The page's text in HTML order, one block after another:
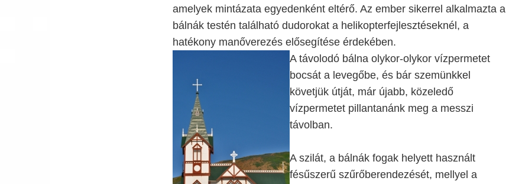
amelyek mintázata egyedenként eltérő. Az ember sikerrel alkalmazta a
bálnák testén található dudorokat a helikopterfejlesztéseknél, a
hatékony manőverezés elősegítése érdekében.
A távolodó bálna olykor-olykor vízpermetet
bocsát a levegőbe, és bár szemünkkel
követjük útját, már újabb, közeledő
vízpermetet pillantanánk meg a messzi
távolban.
A szilát, a bálnák fogak helyett használt
fésűszerű szűrőberendezését, mellyel a